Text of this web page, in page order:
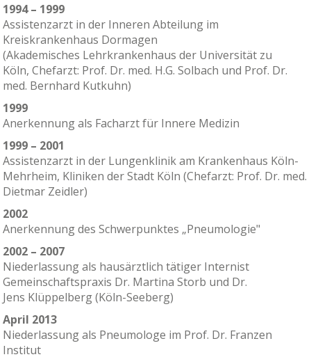
1994 – 1999
Assistenzarzt in der Inneren Abteilung im
Kreiskrankenhaus Dormagen
(Akademisches Lehrkrankenhaus der Universität zu
Köln, Chefarzt: Prof. Dr. med. H.G. Solbach und Prof. Dr.
med. Bernhard Kutkuhn)
1999
Anerkennung als Facharzt für Innere Medizin
1999 – 2001
Assistenzarzt in der Lungenklinik am Krankenhaus Köln-
Mehrheim, Kliniken der Stadt Köln (Chefarzt: Prof. Dr. med.
Dietmar Zeidler)
2002
Anerkennung des Schwerpunktes „Pneumologie"
2002 – 2007
Niederlassung als hausärztlich tätiger Internist
Gemeinschaftspraxis Dr. Martina Storb und Dr.
Jens Klüppelberg (Köln-Seeberg)
April 2013
Niederlassung als Pneumologe im Prof. Dr. Franzen
Institut